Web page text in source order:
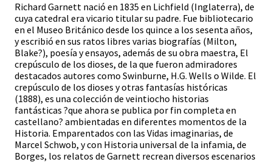
Richard Garnett nació en 1835 en Lichfield (Inglaterra), de
cuya catedral era vicario titular su padre. Fue bibliotecario
en el Museo Británico desde los quince a los sesenta años,
y escribió en sus ratos libres varias biografías (Milton,
Blake?), poesía y ensayos, además de su obra maestra, El
crepúsculo de los dioses, de la que fueron admiradores
destacados autores como Swinburne, H.G. Wells o Wilde. El
crepúsculo de los dioses y otras fantasías históricas
(1888), es una colección de veintiocho historias
fantásticas ?que ahora se publica por fin completa en
castellano? ambientadas en diferentes momentos de la
Historia. Emparentados con las Vidas imaginarias, de
Marcel Schwob, y con Historia universal de la infamia, de
Borges, los relatos de Garnett recrean diversos escenarios